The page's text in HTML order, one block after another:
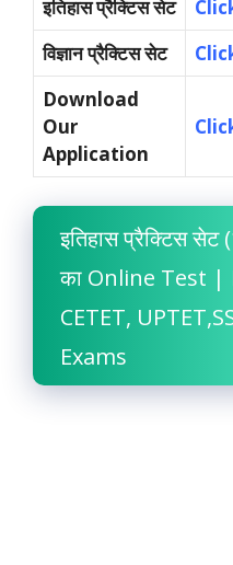
इतिहास प्रैक्टिस सेट
विज्ञान प्रैक्टिस सेट
Download
Our
Application
इतिहास प्रैक्टिस सेट
का Online Test |
CETET,
Exams